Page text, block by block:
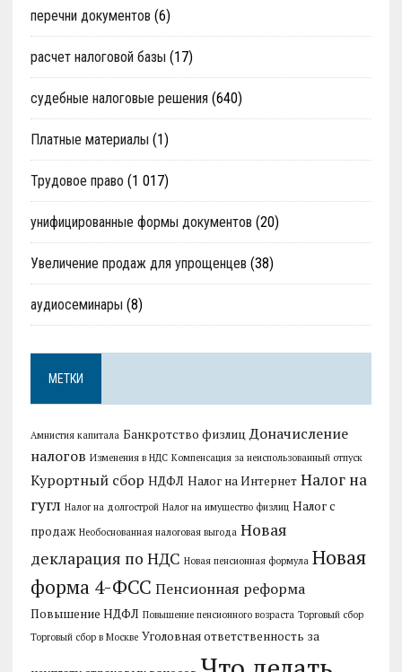
перечни документов (6)
расчет налоговой базы (17)
судебные налоговые решения (640)
Платные материалы (1)
Трудовое право (1 017)
унифицированные формы документов (20)
Увеличение продаж для упрощенцев (38)
аудиосеминары (8)
МЕТКИ
Амнистия капитала Банкротство физлиц Доначисление
налогов Изменения в НДС Компенсация за неиспользованный отпуск
Курортный сбор НДФЛ Налог на Интернет Налог на
гугл Налог на долгострой Налог на имущество физлиц Налог с
продаж Необоснованная налоговая выгода Новая
декларация по НДС Новая пенсионная формула Новая
форма 4-ФСС Пенсионная реформа
Повышение НДФЛ Повышение пенсионного возраста Торговый сбор
Торговый сбор в Москве Уголовная ответственность за